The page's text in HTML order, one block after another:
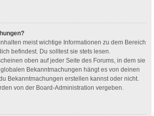
meist wichtige Informationen zu dem Bereich
befindest. Du solltest sie stets lesen.
oben auf jeder Seite des Forums, in dem sie
Bekanntmachungen hängt es von deinen
Bekanntmachungen erstellen kannst oder nicht.
von der Board-Administration vergeben.